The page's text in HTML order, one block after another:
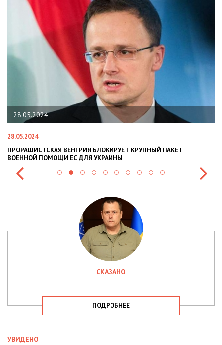
28.05.2024
28.05.2024
ПРОРАШИСТСКАЯ ВЕНГРИЯ БЛОКИРУЕТ КРУПНЫЙ ПАКЕТ
ВОЕННОЙ ПОМОЩИ ЕС ДЛЯ УКРАИНЫ
СКАЗАНО
ПОДРОБНЕЕ
УВИДЕНО